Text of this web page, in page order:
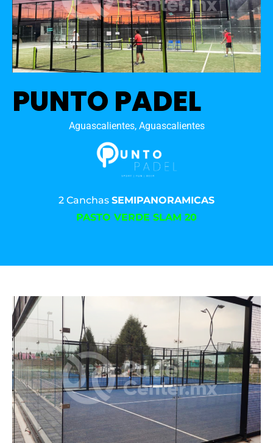
PUNTO PADEL
Aguascalientes, Aguascalientes
2 Canchas SEMIPANORAMICAS
PASTO VERDE SLAM 20